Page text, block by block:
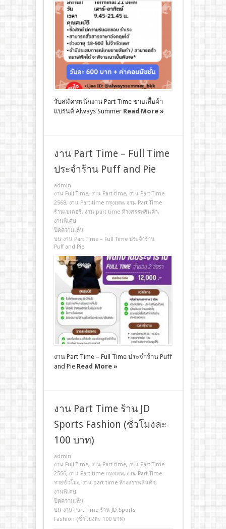
รับสมัครพนักงาน Part Time ขายเสื้อผ้า
แบรนด์ Always Summer Read More »
งาน Part Time – Full Time
ประจำร้าน Puff and Pie
admin
งาน Full Time, งาน Part time, งาน Part Time
2568, งาน Part time กรุงเทพ, งาน Part Time
ร้านเบเกอรี่, งาน part time ห้างสรรพสินค้า,
งานพิเศษ
ปิดความเห็น
บน งาน Part Time – Full Time ประจำร้าน
Puff and Pie
งาน Part Time – Full Time ประจำร้าน Puff
and Pie Read More »
งาน Part Time ร้าน JD
Sports Fashion (ชั่วโมงละ
100 บาท)
admin
งาน Full Time, งาน Part time, งาน Part Time
2566, งาน Part time กรุงเทพ, งาน Part Time
รายชั่วโมง, งาน part time ห้างสรรพสินค้า,
งานพิเศษ
ปิดความเห็น
บน งาน Part Time ร้าน JD Sports
Fashion (ชั่วโมงละ 100 บาท)